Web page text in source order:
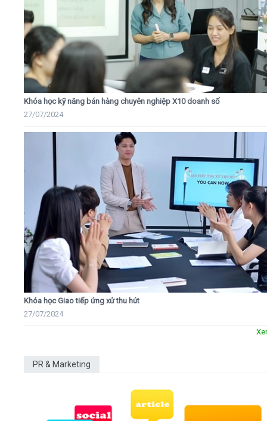
Khóa học kỹ năng bán hàng chuyên nghiệp X10 doanh số
27/07/2024
Khóa học Giao tiếp ứng xử thu hút
27/07/2024
PR & Marketing